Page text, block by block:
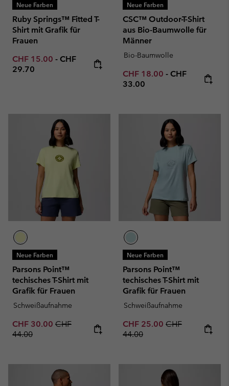
Neue Farben
Ruby Springs™ Fitted T-
Shirt mit Grafik für
Frauen
Minimum sale price:
CHF 15.00 - Maximum price:
CHF
29.70
Neue Farben
CSC™ Outdoor-T-Shirt
aus Bio-Baumwolle für
Männer
Bio-Baumwolle
Minimum sale price:
CHF 18.00 - Maximum
CHF
33.00
Neue Farben
Parsons Point™
techisches T-Shirt mit
Grafik für Frauen
Schweißaufnahme
Sale price:
CHF 30.00 Regular price:
CHF
44.00
Neue Farben
Parsons Point™
techisches T-Shirt mit
Grafik für Frauen
Schweißaufnahme
Sale price:
CHF 25.00 Regular price:
CHF
44.00